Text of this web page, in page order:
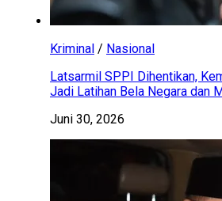
Kriminal / Nasional
Latsarmil SPPI Dihentikan,
Jadi Latihan Bela Negara dan
Juni 30, 2026